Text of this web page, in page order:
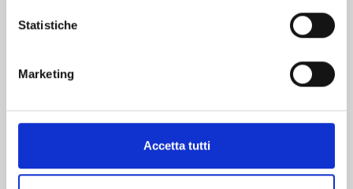
Statistiche
Marketing
Accetta tutti
Mostra tutto